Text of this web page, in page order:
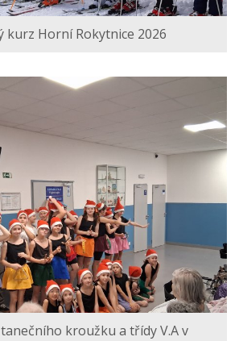
kurz Horní Rokytnice 2026
kroužku a třídy V.A v